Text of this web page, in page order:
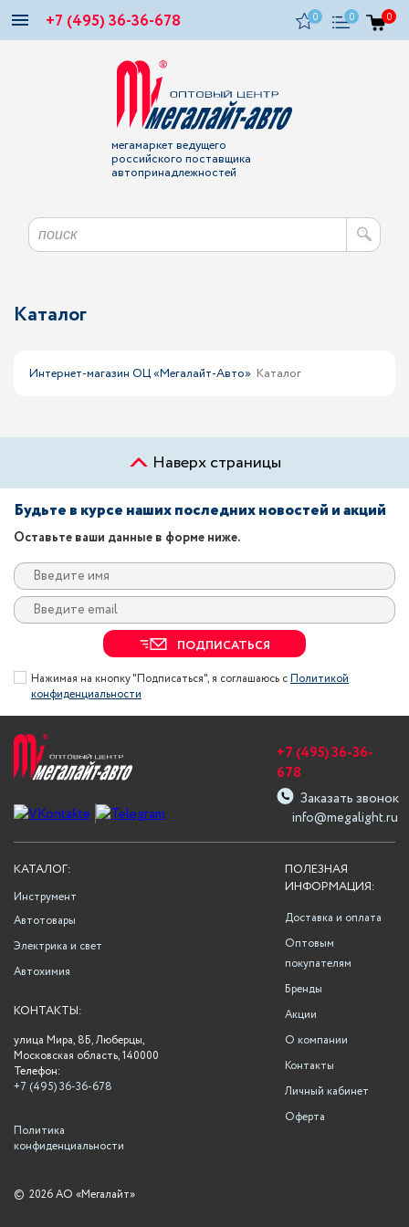
+7 (495) 36-36-678 0 0 0
мегамаркет ведущего
российского поставщика
автопринадлежностей
Каталог
Интернет-магазин ОЦ «Мегалайт-Авто» Каталог
Наверх страницы
Будьте в курсе наших последних новостей и акций
Оставьте ваши данные в форме ниже.
ПОДПИСАТЬСЯ
Нажимая на кнопку "Подписаться", я соглашаюсь сПолитикой
конфиденциальности
info@megalight.ru
+7 (495) 36-36-
678
Заказать звонок
ПОЛЕЗНАЯ
ИНФОРМАЦИЯ:
Доставка и оплата
Оптовым
покупателям
Бренды
Акции
О компании
Контакты
Личный кабинет
Оферта
КАТАЛОГ:
Инструмент
Автотовары
Электрика и свет
Автохимия
КОНТАКТЫ:
улица Мира, 8Б, Люберцы,
Московская область, 140000
Телефон:
+7 (495) 36-36-678
Политика
конфиденциальности
© 2026 АО «Мегалайт»